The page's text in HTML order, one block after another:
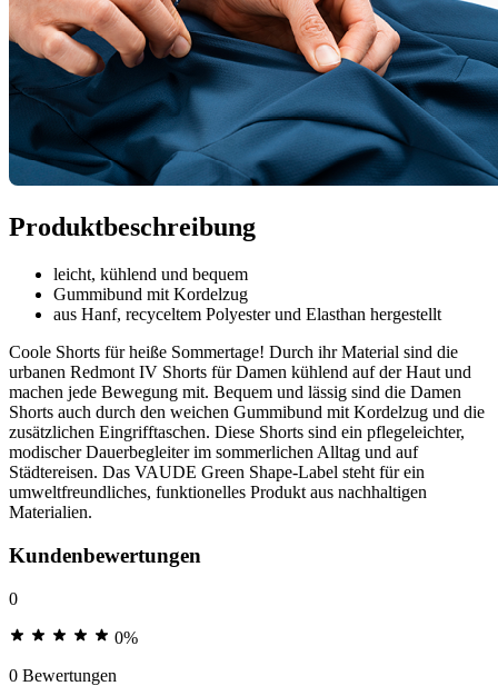
Produktbeschreibung
leicht, kühlend und bequem
Gummibund mit Kordelzug
aus Hanf, recyceltem Polyester und Elasthan hergestellt
Coole Shorts für heiße Sommertage! Durch ihr Material sind die
urbanen Redmont IV Shorts für Damen kühlend auf der Haut und
machen jede Bewegung mit. Bequem und lässig sind die Damen
Shorts auch durch den weichen Gummibund mit Kordelzug und die
zusätzlichen Eingrifftaschen. Diese Shorts sind ein pflegeleichter,
modischer Dauerbegleiter im sommerlichen Alltag und auf
Städtereisen. Das VAUDE Green Shape-Label steht für ein
umweltfreundliches, funktionelles Produkt aus nachhaltigen
Materialien.
Kundenbewertungen
0
0%
0 Bewertungen